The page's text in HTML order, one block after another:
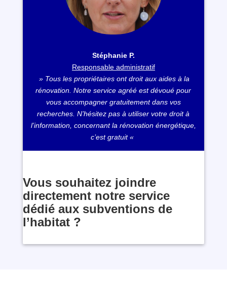
Stéphanie P.
Responsable administratif
» Tous les propriétaires ont droit aux aides à la
rénovation. Notre service agréé est dévoué pour
vous accompagner gratuitement dans vos
recherches. N’hésitez pas à utiliser votre droit à
l’information, concernant la rénovation énergétique,
c’est gratuit «
Vous souhaitez joindre
directement notre service
dédié aux subventions de
l’habitat ?